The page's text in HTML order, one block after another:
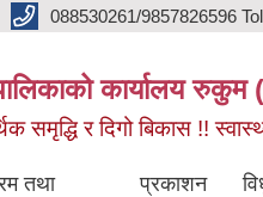
088530261/9857826596
कार्यालय
र दिगो बिकास !!
तथा प्रकाशन